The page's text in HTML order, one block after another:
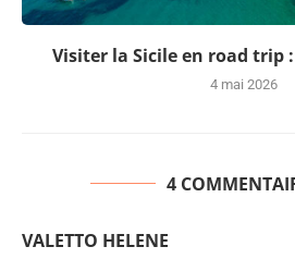
Visiter la Sicile en road trip
4 mai 2026
4
VALETTO HELENE